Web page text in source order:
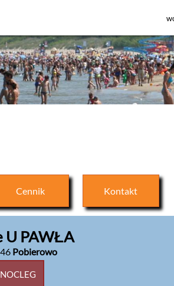
Cennik Kontakt
U PAWŁA
Pobierowo